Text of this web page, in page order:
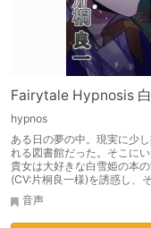
Fairytale Hypnosis
hypnos
ある日の夢の中。現実に少
れる図書館だった。そこに
貴女は大好きな白雪姫の本
(CV:片桐良一様)を誘惑し、
音声